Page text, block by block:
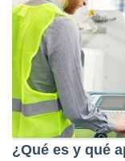
¿Qué es y qué